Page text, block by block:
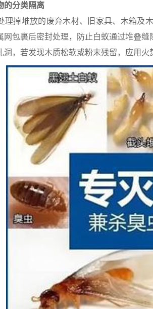
的分类隔离
理掉堆放的废弃木材、旧家具、木箱及
网包裹后密封处理，防止白蚁通过堆叠
洞，若发现木质松软或粉末残留，应用火